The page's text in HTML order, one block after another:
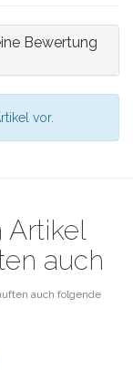
Bewertung
vor.
Artikel
auch
auch folgende